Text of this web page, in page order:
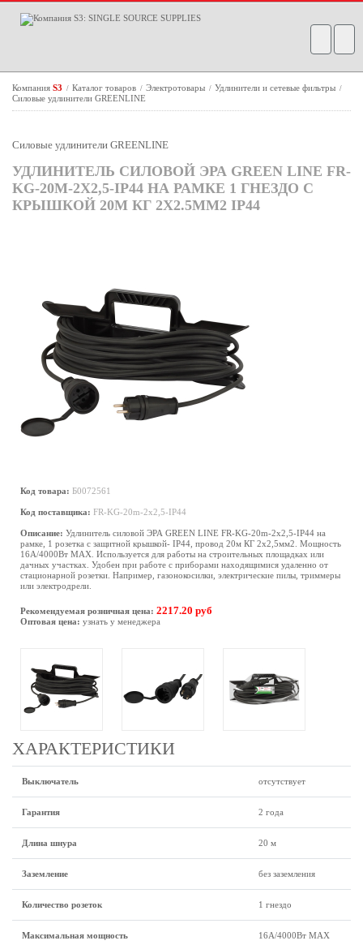
Компания S3 / Каталог товаров / Электротовары / Удлинители и сетевые фильтры /
Силовые удлинители GREENLINE
Силовые удлинители GREENLINE
УДЛИНИТЕЛЬ СИЛОВОЙ ЭРА GREEN LINE FR-
KG-20M-2X2,5-IP44 НА РАМКЕ 1 ГНЕЗДО С
КРЫШКОЙ 20М КГ 2X2.5ММ2 IP44
Код товара: Б0072561
Код поставщика: FR-KG-20m-2x2,5-IP44
Описание: Удлинитель силовой ЭРА GREEN LINE FR-KG-20m-2x2,5-IP44 на
рамке, 1 розетка с защитной крышкой- IP44, провод 20м КГ 2х2,5мм2. Мощность
16А/4000Вт МАХ. Используется для работы на строительных площадках или
дачных участках. Удобен при работе с приборами находящимися удаленно от
стационарной розетки. Например, газонокосилки, электрические пилы, триммеры
или электродрели.
Рекомендуемая розничная цена: 2217.20 руб
Оптовая цена: узнать у менеджера
ХАРАКТЕРИСТИКИ
Выключатель отсутствует
Гарантия 2 года
Длина шнура 20 м
Заземление без заземления
Количество розеток 1 гнездо
Максимальная мощность 16А/4000Вт МАХ